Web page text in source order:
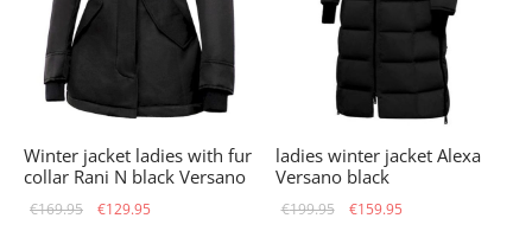
Winter jacket ladies with fur
collar Rani N black Versano
€169.95
Original
€129.95
ladies winter jacket Alexa
Versano black
€199.95
Original
€159.95